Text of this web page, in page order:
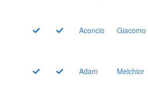
Aconcio Giacomo
Adam Melchior